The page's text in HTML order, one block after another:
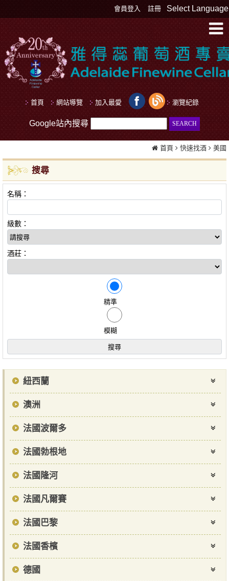
Select Language
會員登入 註冊
首頁 網站導覽 加入最愛 瀏覽紀錄
Google站內搜尋
首頁 快速找酒 美國
搜尋
名稱：
級數：
酒莊：
精準
模糊
紐西蘭
澳洲
法國波爾多
法國勃根地
法國隆河
法國凡爾賽
法國巴黎
法國香檳
德國